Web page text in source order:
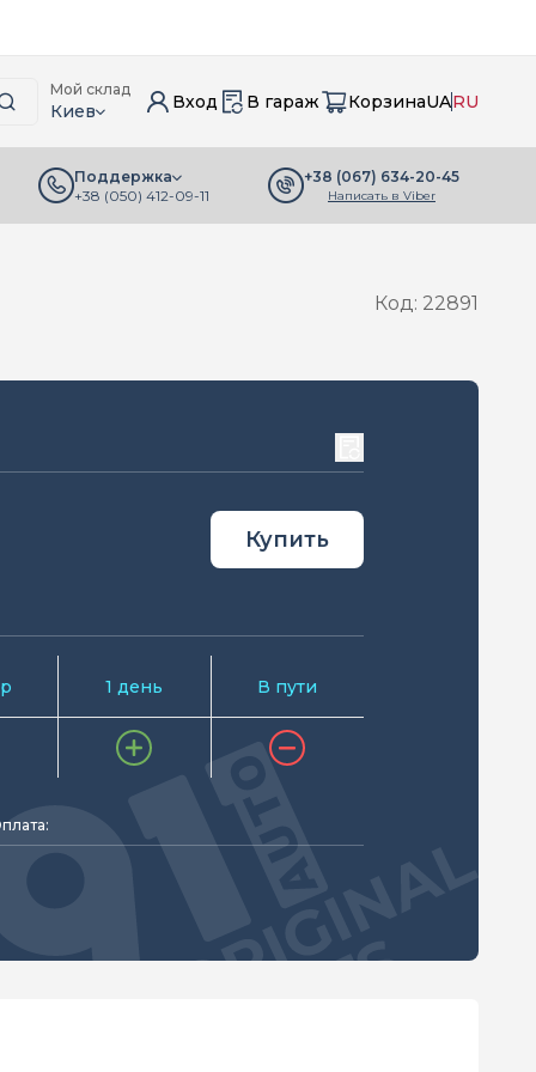
Мой склад
Киев Вход В гараж КорзинаUARU
Поддержка
+38 (050) 412-09-11
+38 (067) 634-20-45
Написать в Viber
Код: 22891
Купить
1 день В пути